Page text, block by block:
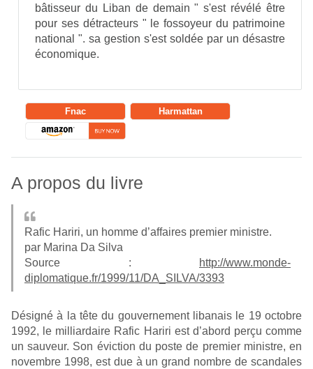
bâtisseur du Liban de demain " s'est révélé être
pour ses détracteurs " le fossoyeur du patrimoine
national ". sa gestion s'est soldée par un désastre
économique.
Fnac Harmattan
A propos du livre
Rafic Hariri, un homme d’affaires premier ministre.
par Marina Da Silva
Source :
http://www.monde-
diplomatique.fr/1999/11/DA_SILVA/3393
Désigné à la tête du gouvernement libanais le 19 octobre
1992, le milliardaire Rafic Hariri est d’abord perçu comme
un sauveur. Son éviction du poste de premier ministre, en
novembre 1998, est due à un grand nombre de scandales